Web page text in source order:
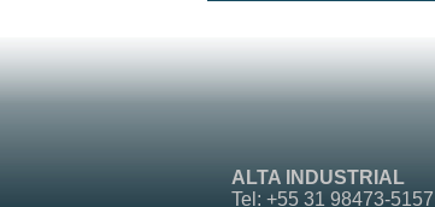
ALTA INDUSTRIAL
Tel: +55 31 98473-5157